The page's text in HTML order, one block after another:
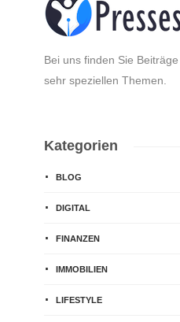
Bei uns finden Sie
sehr speziellen Themen.
Kategorien
BLOG
DIGITAL
FINANZEN
IMMOBILIEN
LIFESTYLE